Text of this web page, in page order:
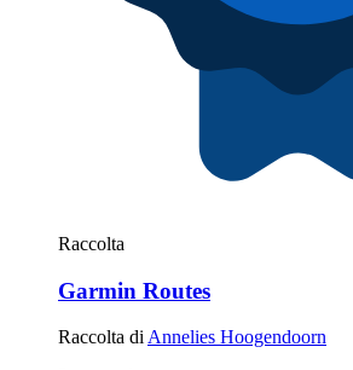
Raccolta
Garmin Routes
Raccolta di Annelies Hoogendoorn